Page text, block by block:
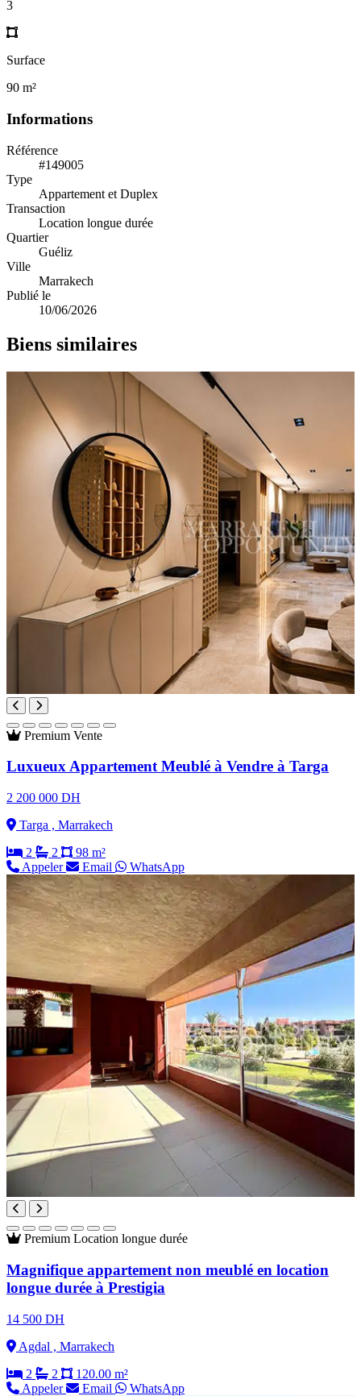
3
Surface
90 m²
Informations
Référence
#149005
Type
Appartement et Duplex
Transaction
Location longue durée
Quartier
Guéliz
Ville
Marrakech
Publié le
10/06/2026
Biens similaires
Premium Vente
Luxueux Appartement Meublé à Vendre à Targa
2 200 000 DH
Targa , Marrakech
2
2
98 m²
Appeler
Email WhatsApp
Premium Location longue durée
Magnifique appartement non meublé en location
longue durée à Prestigia
14 500 DH
Agdal , Marrakech
2
2
120.00 m²
Appeler
Email WhatsApp